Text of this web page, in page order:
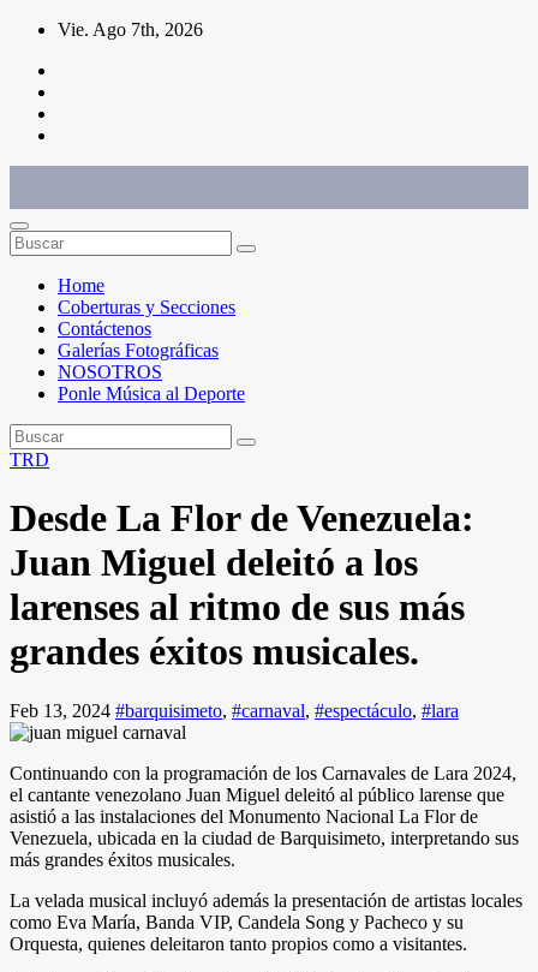
Saltar
contenido
Vie. Ago 7th, 2026
Home
Coberturas y Secciones
Contáctenos
Galerías Fotográficas
NOSOTROS
Ponle Música al Deporte
TRD
Desde La Flor de Venezuela:
Juan Miguel deleitó a los
larenses al ritmo de sus más
grandes éxitos musicales.
Feb 13, 2024 #barquisimeto, #carnaval, #espectáculo, #lara
Continuando con la programación de los Carnavales de Lara 2024,
el cantante venezolano Juan Miguel deleitó al público larense que
asistió a las instalaciones del Monumento Nacional La Flor de
Venezuela, ubicada en la ciudad de Barquisimeto, interpretando sus
más grandes éxitos musicales.
La velada musical incluyó además la presentación de artistas locales
como Eva María, Banda VIP, Candela Song y Pacheco y su
Orquesta, quienes deleitaron tanto propios como a visitantes.